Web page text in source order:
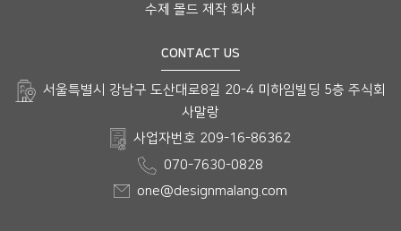
수제 몰드 제작 회사
CONTACT US
서울특별시 강남구 도산대로8길 20-4 미하임빌딩 5층 주식회
사말랑
사업자번호 209-16-86362
070-7630-0828
one@designmalang.com